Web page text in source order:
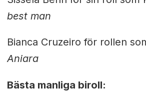
best man
Bianca Cruzeiro för rollen
Aniara
Bästa manliga biroll: